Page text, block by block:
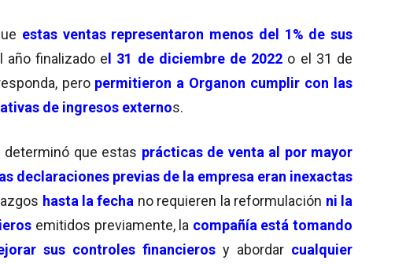
estas ventas representaron menos del 1% de sus
año finalizado el 31 de diciembre de 2022 o el 31 de
peropermitieron a Organon cumplir con las
de ingresos externos.
determinó que estas prácticas de venta al por mayor
declaraciones previas de la empresa eran inexactas
hasta la fecha no requieren la reformulación ni la
emitidos previamente, la compañía está tomando
sus controles financieros y abordar cualquier